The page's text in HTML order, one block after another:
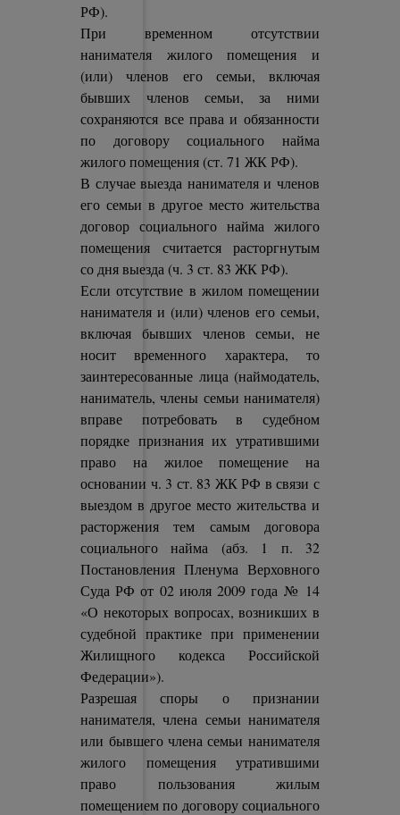
РФ).
При временном отсутствии
нанимателя жилого помещения и
(или) членов его семьи, включая
бывших членов семьи, за ними
сохраняются все права и обязанности
по договору социального найма
жилого помещения (ст. 71 ЖК РФ).
В случае выезда нанимателя и членов
его семьи в другое место жительства
договор социального найма жилого
помещения считается расторгнутым
со дня выезда (ч. 3 ст. 83 ЖК РФ).
Если отсутствие в жилом помещении
нанимателя и (или) членов его семьи,
включая бывших членов семьи, не
носит временного характера, то
заинтересованные лица (наймодатель,
наниматель, члены семьи нанимателя)
вправе потребовать в судебном
порядке признания их утратившими
право на жилое помещение на
основании ч. 3 ст. 83 ЖК РФ в связи с
выездом в другое место жительства и
расторжения тем самым договора
социального найма (абз. 1 п. 32
Постановления Пленума Верховного
Суда РФ от 02 июля 2009 года № 14
«О некоторых вопросах, возникших в
судебной практике при применении
Жилищного кодекса Российской
Федерации»).
Разрешая споры о признании
нанимателя, члена семьи нанимателя
или бывшего члена семьи нанимателя
жилого помещения утратившими
право пользования жилым
помещением по договору социального